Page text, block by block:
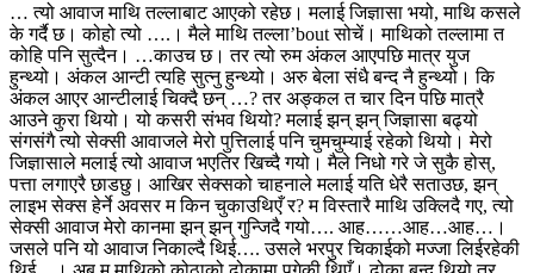
… त्यो आवाज माथि तल्लाबाट आएको रहेछ। मलाई जिज्ञासा भयो, माथि कसले
के गर्दै छ। कोहो त्यो ….। मैले माथि तल्ला’bout सोचें। माथिको तल्लामा त
कोहि पनि सुत्दैन। …काउच छ। तर त्यो रुम अंकल आएपछि मात्र युज
हुन्थ्यो। अंकल आन्टी त्यहि सुत्नु हुन्थ्यो। अरु बेला संधै बन्द नै हुन्थ्यो। कि
अंकल आएर आन्टीलाई चिक्दै छन् …? तर अङ्कल त चार दिन पछि मात्रै
आउने कुरा थियो। यो कसरी संभव थियो? मलाई झन् झन् जिज्ञासा बढ्यो
संगसंगै त्यो सेक्सी आवाजले मेरो पुत्तिलाई पनि चुमचुम्याई रहेको थियो। मेरो
जिज्ञासाले मलाई त्यो आवाज भएतिर खिच्दै गयो। मैले निधो गरे जे सुकै होस्,
पत्ता लगाएरै छाडछु। आखिर सेक्सको चाहनाले मलाई यति धेरै सताउछ, झन्
लाइभ सेक्स हेर्ने अवसर म किन चुकाउथिएँ र? म विस्तारै माथि उक्लिदै गए, त्यो
सेक्सी आवाज मेरो कानमा झन् झन् गुन्जिदै गयो…. आह……आह…आह…।
जसले पनि यो आवाज निकाल्दै थिई…. उसले भरपुर चिकाईको मज्जा लिईरहेकी